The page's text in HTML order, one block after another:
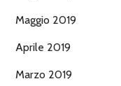
Maggio 2019
Aprile 2019
Marzo 2019